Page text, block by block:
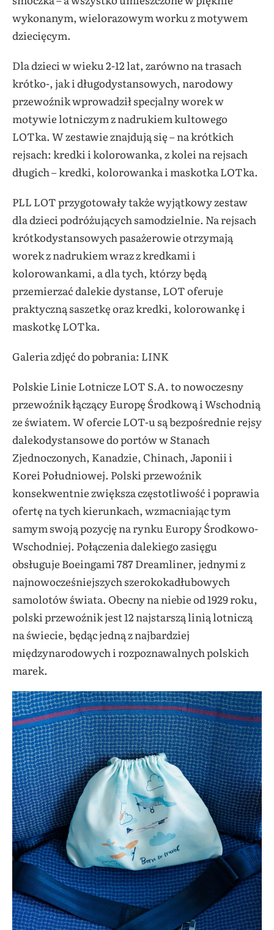
wykonanym, wielorazowym worku z motywem
dziecięcym.
Dla dzieci w wieku 2-12 lat, zarówno na trasach
krótko-, jak i długodystansowych, narodowy
przewoźnik wprowadził specjalny worek w
motywie lotniczym z nadrukiem kultowego
LOTka. W zestawie znajdują się – na krótkich
rejsach: kredki i kolorowanka, z kolei na rejsach
długich – kredki, kolorowanka i maskotka LOTka.
PLL LOT przygotowały także wyjątkowy zestaw
dla dzieci podróżujących samodzielnie. Na rejsach
krótkodystansowych pasażerowie otrzymają
worek z nadrukiem wraz z kredkami i
kolorowankami, a dla tych, którzy będą
przemierzać dalekie dystanse, LOT oferuje
praktyczną saszetkę oraz kredki, kolorowankę i
maskotkę LOTka.
Galeria zdjęć do pobrania: LINK
Polskie Linie Lotnicze LOT S.A. to nowoczesny
przewoźnik łączący Europę Środkową i Wschodnią
ze światem. W ofercie LOT-u są bezpośrednie rejsy
dalekodystansowe do portów w Stanach
Zjednoczonych, Kanadzie, Chinach, Japonii i
Korei Południowej. Polski przewoźnik
konsekwentnie zwiększa częstotliwość i poprawia
ofertę na tych kierunkach, wzmacniając tym
samym swoją pozycję na rynku Europy Środkowo-
Wschodniej. Połączenia dalekiego zasięgu
obsługuje Boeingami 787 Dreamliner, jednymi z
najnowocześniejszych szerokokadłubowych
samolotów świata. Obecny na niebie od 1929 roku,
polski przewoźnik jest 12 najstarszą linią lotniczą
na świecie, będąc jedną z najbardziej
międzynarodowych i rozpoznawalnych polskich
marek.